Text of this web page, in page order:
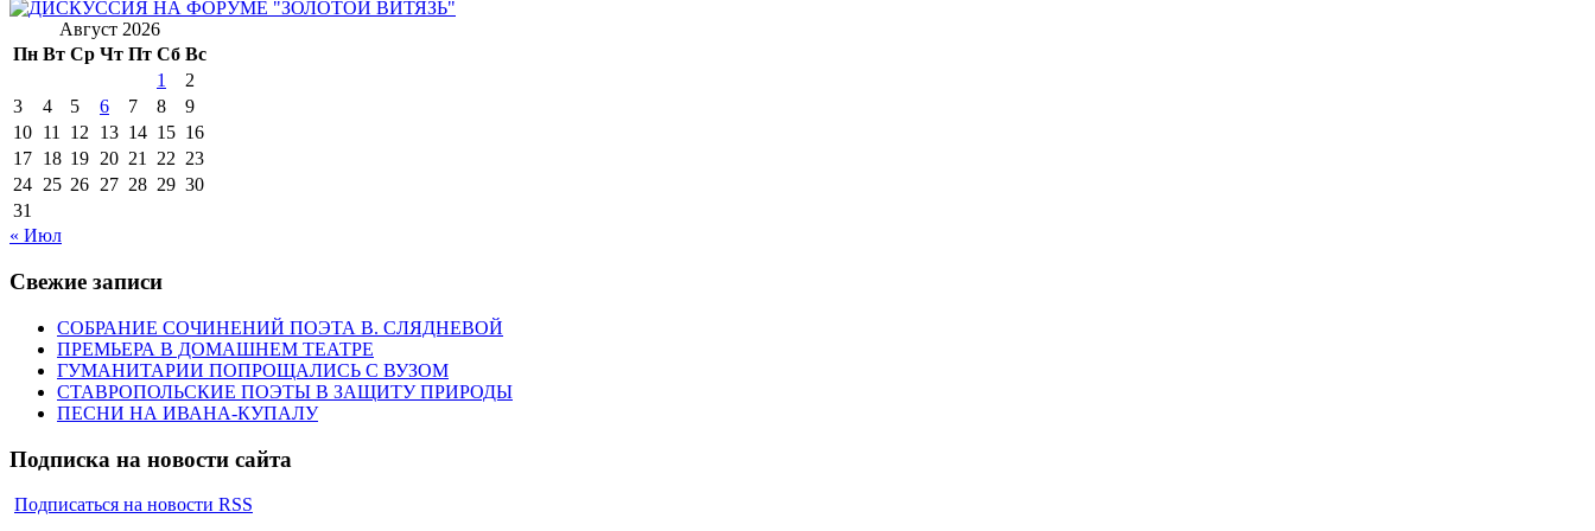
Август 2026
Пн Вт Ср Чт Пт Сб Вс
1
2
3
4 5 6 7 8
9
10 11 12 13 14 15 16
17 18 19 20 21 22 23
24 25 26 27 28 29 30
31
« Июл
Свежие записи
СОБРАНИЕ СОЧИНЕНИЙ ПОЭТА В. СЛЯДНЕВОЙ
ПРЕМЬЕРА В ДОМАШНЕМ ТЕАТРЕ
ГУМАНИТАРИИ ПОПРОЩАЛИСЬ С ВУЗОМ
СТАВРОПОЛЬСКИЕ ПОЭТЫ В ЗАЩИТУ ПРИРОДЫ
ПЕСНИ НА ИВАНА-КУПАЛУ
Подписка на новости сайта
Подписаться на новости RSS